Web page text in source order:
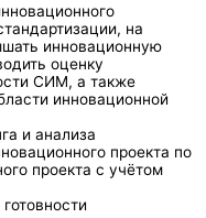
на
инновационную
оценку
СИМ, а также
инновационной
и анализа
проекта по
проекта с учётом